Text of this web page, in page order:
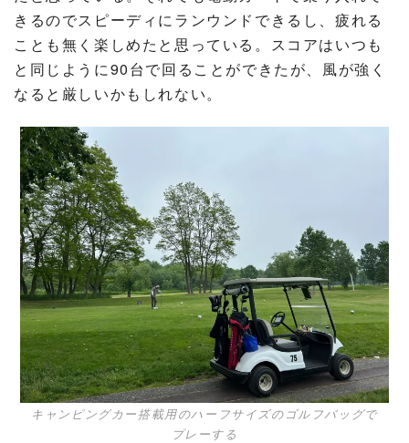
きるのでスピーディにランウンドできるし、疲れる
ことも無く楽しめたと思っている。スコアはいつも
と同じように90台で回ることができたが、風が強く
なると厳しいかもしれない。
キャンピングカー搭載用のハーフサイズのゴルフバッグで
プレーする